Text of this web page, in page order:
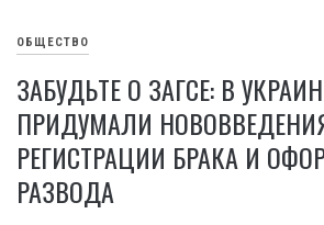
ОБЩЕСТВО
ЗАБУДЬТЕ О ЗАГСЕ: В
ПРИДУМАЛИ
РЕГИСТРАЦИИ БРАКА И
РАЗВОДА